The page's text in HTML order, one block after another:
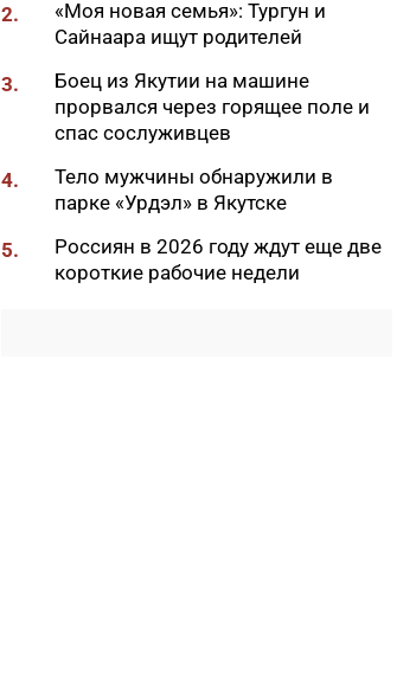
перекрыли из-за лесного
пожара
10:56
Новая платформа ЕР поможет
ветеранам СВО найти работу
10:22
В Усть-Майском районе
ликвидировали лесной пожар
на 13 гектарах
10:01
Якутяне рассказали, что
считают главным подарком в
2.
«Моя новая семья»: Тургун и
Сайнаара ищут родителей
3.
Боец из Якутии на машине
прорвался через горящее поле и
спас сослуживцев
4.
Тело мужчины обнаружили в
парке «Урдэл» в Якутске
5.
Россиян в 2026 году ждут еще две
короткие рабочие недели